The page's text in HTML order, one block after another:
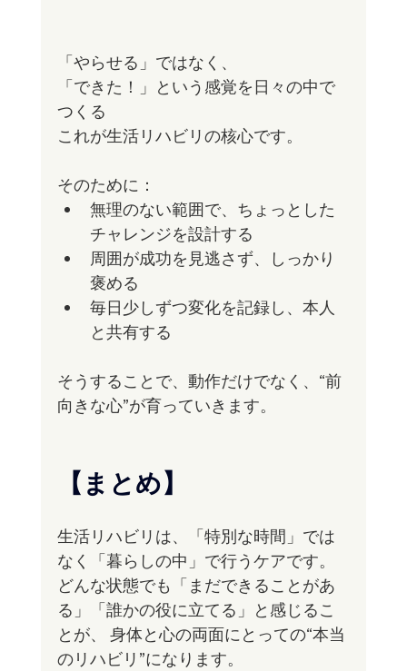
「やらせる」ではなく、
「できた！」という感覚を日々の中で
つくる
これが生活リハビリの核心です。
そのために：
無理のない範囲で、ちょっとした
チャレンジを設計する
周囲が成功を見逃さず、しっかり
褒める
毎日少しずつ変化を記録し、本人
と共有する
そうすることで、動作だけでなく、“前
向きな心”が育っていきます。
【まとめ】
生活リハビリは、「特別な時間」では
なく「暮らしの中」で行うケアです。
どんな状態でも「まだできることがあ
る」「誰かの役に立てる」と感じるこ
とが、 身体と心の両面にとっての“本当
のリハビリ”になります。